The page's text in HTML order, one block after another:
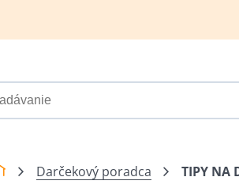
Darčekový poradca TIPY NA